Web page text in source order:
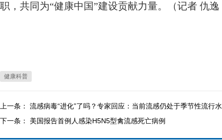
职，共同为“健康中国”建设贡献力量。（记者 仇
健康科普
上一条： 流感病毒“进化”了吗？专家回应：当前流感仍处于季节性流行
下一条： 美国报告首例人感染H5N5型禽流感死亡病例